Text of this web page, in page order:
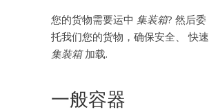
您的货物需要运中 集装箱? 然后委
托我们您的货物，确保安全、 快速
集装箱加载.
一般容器